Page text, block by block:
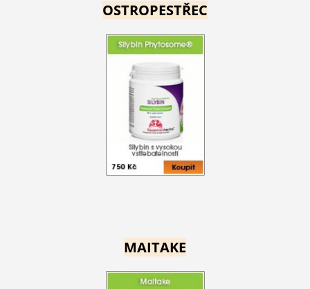
OSTROPESTŘEC
MAITAKE